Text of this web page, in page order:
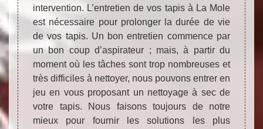
intervention. L’entretien de vos tapis à La Mole
est nécessaire pour prolonger la durée de vie
de vos tapis. Un bon entretien commence par
un bon coup d’aspirateur ; mais, à partir du
moment où les tâches sont trop nombreuses et
très difficiles à nettoyer, nous pouvons entrer en
jeu en vous proposant un nettoyage à sec de
votre tapis. Nous faisons toujours de notre
mieux pour fournir les solutions les plus